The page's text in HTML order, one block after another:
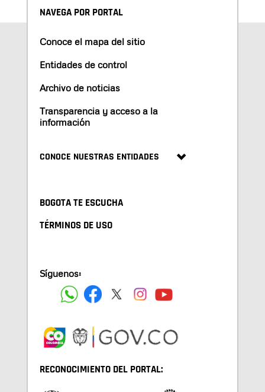
NAVEGA POR PORTAL
Conoce el mapa del sitio
Entidades de control
Archivo de noticias
Transparencia y acceso a la
información
CONOCE NUESTRAS ENTIDADES
BOGOTA TE ESCUCHA
TÉRMINOS DE USO
Síguenos:
RECONOCIMIENTO DEL PORTAL: